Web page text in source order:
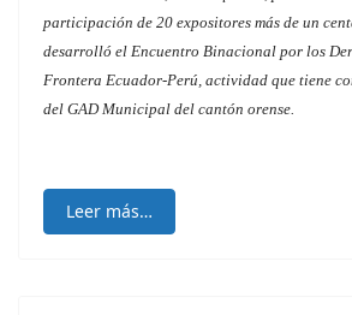
participación de 20 expositores más de un
desarrolló el Encuentro Binacional por los
Frontera Ecuador-Perú, actividad que tiene
del GAD Municipal del cantón orense.
Leer más…